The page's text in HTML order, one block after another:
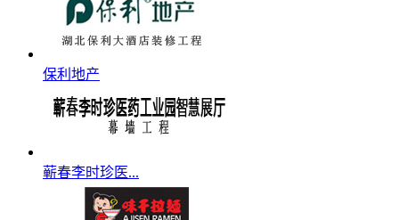
保利地产
蕲春李时珍医...